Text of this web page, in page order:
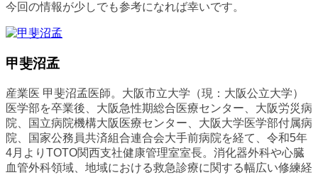
今回の情報が少しでも参考になれば幸いです。
甲斐沼孟
産業医 甲斐沼孟医師。大阪市立大学（現：大阪公立大学）
医学部を卒業後、大阪急性期総合医療センター、大阪労災病
院、国立病院機構大阪医療センター、大阪大学医学部付属病
院、国家公務員共済組合連合会大手前病院を経て、令和5年
4月よりTOTO関西支社健康管理室室長。消化器外科や心臓
血管外科領域、地域における救急診療に関する幅広い修練経